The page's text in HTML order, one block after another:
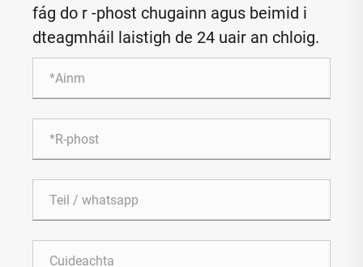
fág do r -phost chugainn agus beimid i
dteagmháil laistigh de 24 uair an chloig.